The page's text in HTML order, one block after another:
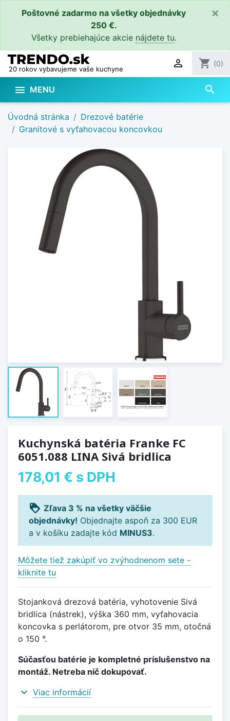
Poštovné zadarmo na všetky objednávky
250 €.
Všetky prebiehajúce akcie nájdete tu.
×
20 rokov vybavujeme vaše kuchyne  shopping_cart (0)
 MENU search
Úvodná stránka
Drezové batérie
Granitové s vyťahovacou koncovkou
Kuchynská batéria Franke FC
6051.088 LINA Sivá bridlica
178,01 € s DPH
loyalty Zľava 3 % na všetky väčšie
objednávky! Objednajte aspoň za 300 EUR
a v košíku zadajte kód MINUS3.
Môžete tiež zakúpiť vo zvýhodnenom sete -
kliknite tu
Stojanková drezová batéria, vyhotovenie Sivá
bridlica (nástrek), výška 360 mm, vyťahovacia
koncovka s perlátorom, pre otvor 35 mm, otočná
o 150 °.
Súčasťou batérie je kompletné príslušenstvo na
montáž. Netreba nič dokupovať.
expand_more Viac informácií